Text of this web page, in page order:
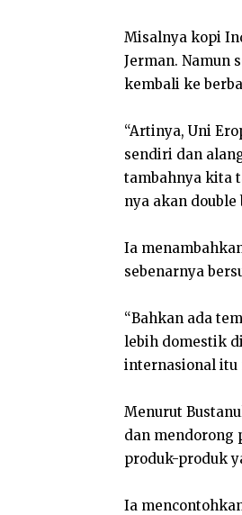
Misalnya kopi
Jerman. Namun
kembali ke
“Artinya, Uni
sendiri dan
tambahnya kita
nya akan double
Ia
sebenarnya
“Bahkan ada
lebih domestik
internasional itu
Menurut
dan mendorong
produk-produk
Ia